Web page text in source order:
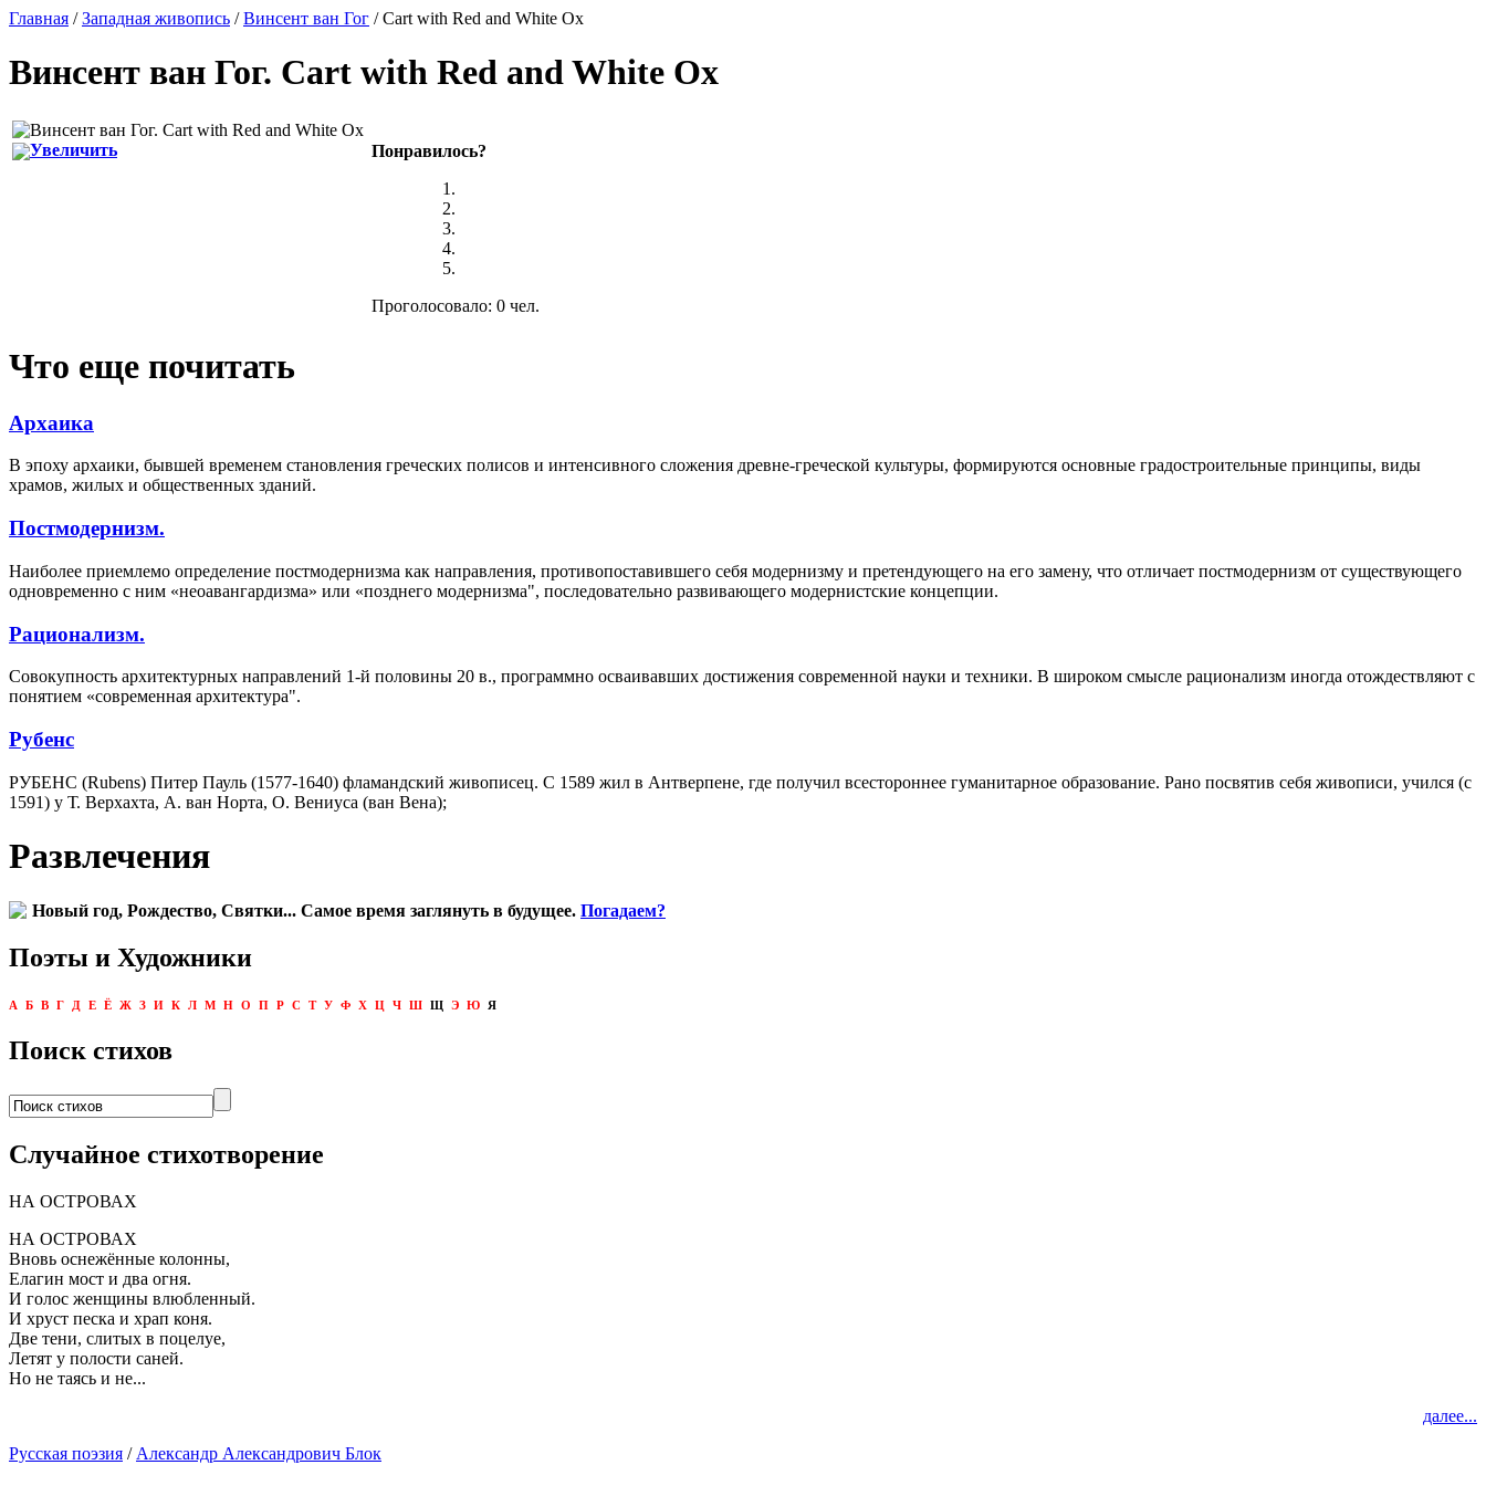
Главная /Западная живопись /Винсент ван Гог / Cart with Red and White Ox
Винсент ван Гог. Cart with Red and White Ox
Увеличить Понравилось?
Проголосовало: 0 чел.
Что еще почитать
Архаика
В эпоху архаики, бывшей временем становления греческих полисов и интенсивного сложения древне-греческой культуры, формируются основные градостроительные принципы, виды
храмов, жилых и общественных зданий.
Постмодернизм.
Наиболее приемлемо определение постмодернизма как направления, противопоставившего себя модернизму и претендующего на его замену, что отличает постмодернизм от существующего
одновременно с ним «неоавангардизма» или «позднего модернизма", последовательно развивающего модернистские концепции.
Рационализм.
Совокупность архитектурных направлений 1-й половины 20 в., программно осваивавших достижения современной науки и техники. В широком смысле рационализм иногда отождествляют с
понятием «современная архитектура".
Рубенс
РУБЕНС (Rubens) Питер Пауль (1577-1640) фламандский живописец. С 1589 жил в Антверпене, где получил всестороннее гуманитарное образование. Рано посвятив себя живописи, учился (с
1591) у Т. Верхахта, А. ван Норта, О. Вениуса (ван Вена);
Развлечения
Новый год, Рождество, Святки... Самое время заглянуть в будущее. Погадаем?
Поэты и Художники
А Б В Г Д Е Ё Ж З И К Л М Н О П Р С Т У Ф Х Ц Ч Ш Щ Э Ю Я
Поиск стихов
Случайное стихотворение
НА ОСТРОВАХ
НА ОСТРОВАХ
Вновь оснежённые колонны,
Елагин мост и два огня.
И голос женщины влюбленный.
И хруст песка и храп коня.
Две тени, слитых в поцелуе,
Летят у полости саней.
Но не таясь и не...
далее...
Русская поэзия / Александр Александрович Блок